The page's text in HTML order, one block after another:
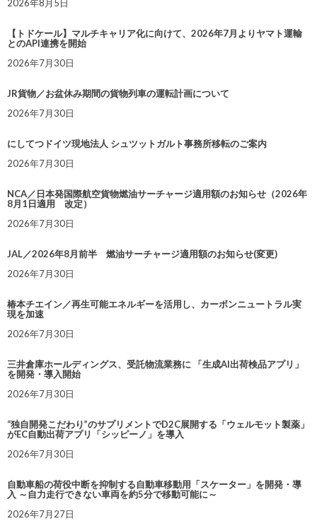
2026年8月5日
【トドケール】マルチキャリア化に向けて、2026年7月よりヤマト運輸
とのAPI連携を開始
2026年7月30日
JR貨物／お盆休み期間の貨物列車の運転計画について
2026年7月30日
にしてつドイツ現地法人 シュツットガルト事務所移転のご案内
2026年7月30日
NCA／日本発国際航空貨物燃油サーチャージ適用額のお知らせ（2026年
8月1日適用 改定）
2026年7月30日
JAL／2026年8月前半 燃油サーチャージ適用額のお知らせ(変更)
2026年7月30日
椿本チエイン／再生可能エネルギーを活用し、カーボンニュートラル実
現を加速
2026年7月30日
三井倉庫ホールディングス、受託物流業務に 「生成AI出荷検品アプリ」
を開発・導入開始
2026年7月30日
“独自開発こだわり”のサプリメントでD2C展開する「ウェルモット製薬」
がEC自動出荷アプリ「シッピーノ」を導入
2026年7月30日
自動車船の荷役中断を抑制する自動車移動用「スケーター」を開発・導
入 ～自力走行できない車両を約5分で移動可能に～
2026年7月27日